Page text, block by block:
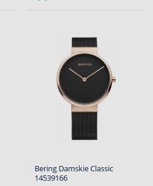
Bering Damskie Classic
14539166